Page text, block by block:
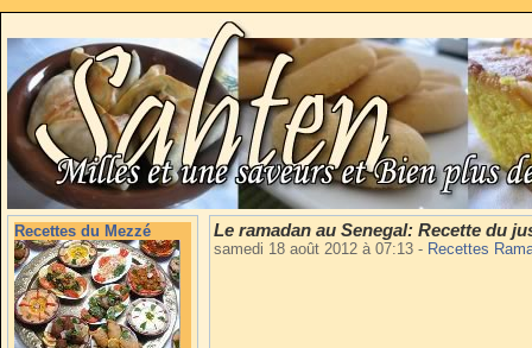
Recettes du Mezzé Le ramadan au Senegal: Recette du
samedi 18 août 2012 à 07:13 - Recettes